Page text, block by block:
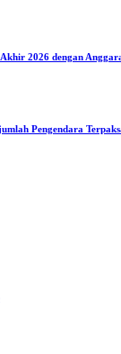
2026 dengan
Pengendara